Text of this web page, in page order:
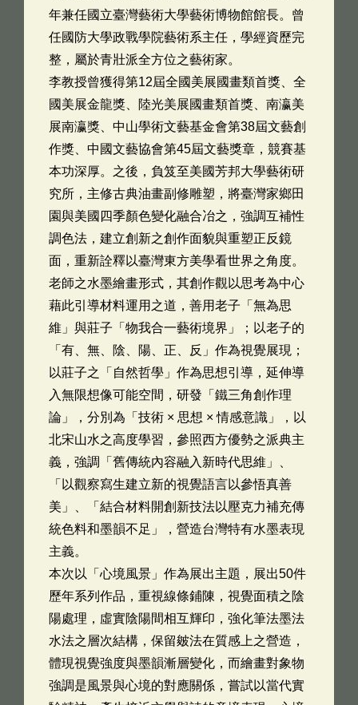
年兼任國立臺灣藝術大學藝術博物館館長。曾
任國防大學政戰學院藝術系主任，學經資歷完
整，屬於青壯派全方位之藝術家。
李教授曾獲得第12屆全國美展國畫類首獎、全
國美展金龍獎、陸光美展國畫類首獎、南瀛美
展南瀛獎、中山學術文藝基金會第38屆文藝創
作獎、中國文藝協會第45屆文藝獎章，競賽基
本功深厚。之後，負笈至美國芳邦大學藝術研
究所，主修古典油畫副修雕塑，將臺灣家鄉田
園與美國四季顏色變化融合冶之，強調互補性
調色法，建立創新之創作面貌與重塑正反鏡
面，重新詮釋以臺灣東方美學看世界之角度。
老師之水墨繪畫形式，其創作觀以思考為中心
藉此引導材料運用之道，善用老子「無為思
維」與莊子「物我合一藝術境界」；以老子的
「有、無、陰、陽、正、反」作為視覺展現；
以莊子之「自然哲學」作為思想引導，延伸導
入無限想像可能空間，研發「鐵三角創作理
論」，分別為「技術 × 思想 × 情感意識」，以
北宋山水之高度學習，參照西方優勢之派典主
義，強調「舊傳統內容融入新時代思維」、
「以觀察寫生建立新的視覺語言以參悟真善
美」、「結合材料開創新技法以壓克力補充傳
統色料和墨韻不足」，營造台灣特有水墨表現
主義。
本次以「心境風景」作為展出主題，展出50件
歷年系列作品，重視線條鋪陳，視覺面積之陰
陽處理，虛實陰陽間相互輝印，強化筆法墨法
水法之層次結構，保留皴法在質感上之營造，
體現視覺強度與墨韻漸層變化，而繪畫對象物
強調是風景與心境的對應關係，嘗試以當代實